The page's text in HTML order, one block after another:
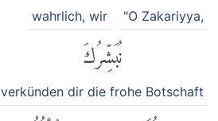
"O Zakariyya,
wahrlich, wir
نُبَشِّرُكَ
verkünden dir die frohe Botschaft